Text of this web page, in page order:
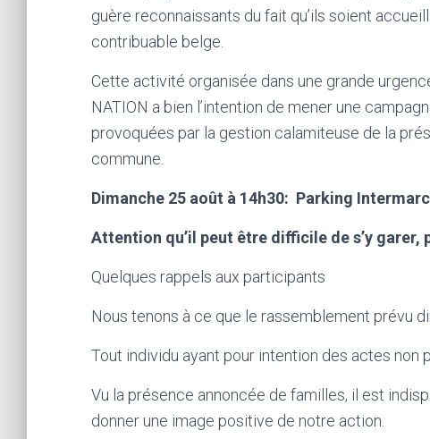
guère reconnaissants du fait qu’ils soient
contribuable belge.
Cette activité organisée dans une grande
NATION a bien l’intention de mener une
provoquées par la gestion calamiteuse de la
commune.
Dimanche 25 août à 14h30: Parking
Attention qu’il peut être difficile de s’y garer,
Quelques rappels aux participants
Nous tenons à ce que le rassemblement prévu
Tout individu ayant pour intention des actes non
Vu la présence annoncée de familles, il est
donner une image positive de notre action.